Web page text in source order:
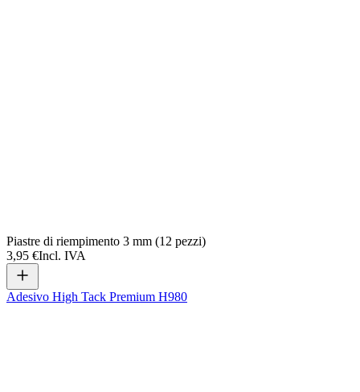
Piastre di riempimento 3 mm (12 pezzi)
3,95 €Incl. IVA
Adesivo High Tack Premium H980